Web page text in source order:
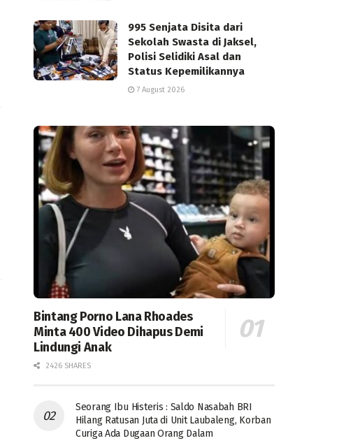
995 Senjata Disita dari
Sekolah Swasta di Jaksel,
Polisi Selidiki Asal dan
Status Kepemilikannya
7 August 2026
Bintang Porno Lana Rhoades
Minta 400 Video Dihapus Demi
Lindungi Anak
2426 SHARES
Seorang Ibu Histeris : Saldo Nasabah BRI
Hilang Ratusan Juta di Unit Laubaleng, Korban
Curiga Ada Dugaan Orang Dalam